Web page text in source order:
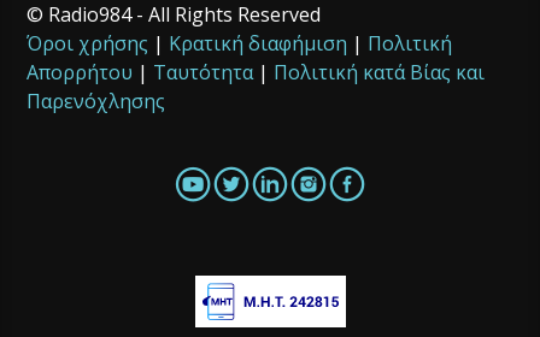
© Radio984 - All Rights Reserved
Όροι χρήσης | Κρατική διαφήμιση | Πολιτική
Απορρήτου | Ταυτότητα| Πολιτική κατά Βίας και
Παρενόχλησης